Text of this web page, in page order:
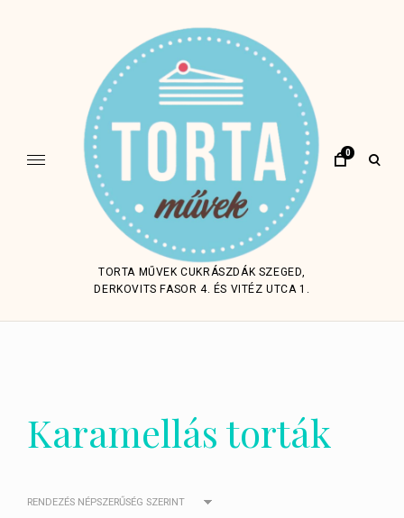
TORTA MŰVEK CUKRÁSZDÁK SZEGED,
DERKOVITS FASOR 4. ÉS VITÉZ UTCA 1.
0
open
Karamellás torták